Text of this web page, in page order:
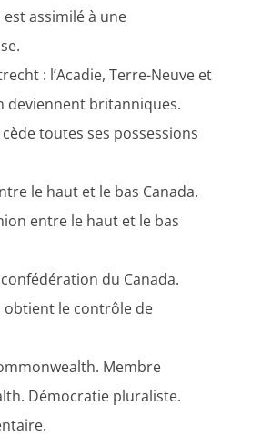
est assimilé à une
: l’Acadie, Terre-Neuve et
deviennent britanniques.
cède toutes ses possessions
le haut et le bas Canada.
entre le haut et le bas
du Canada.
obtient le contrôle de
Membre
Démocratie pluraliste.